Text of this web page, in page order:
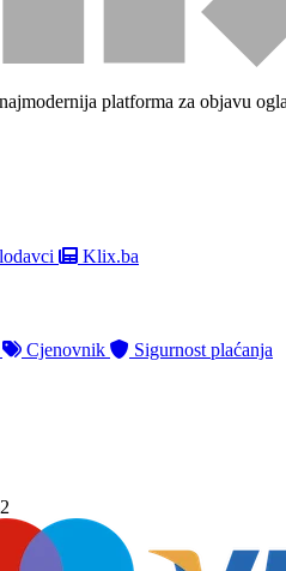
platforma za objavu
Klix.ba
Cjenovnik Sigurnost plaćanja